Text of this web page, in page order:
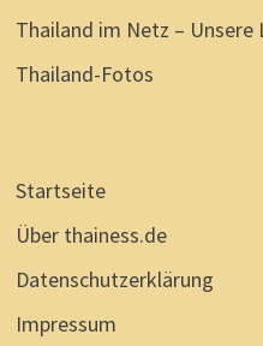
Thailand im Netz – Unsere
Thailand-Fotos
Startseite
Über thainess.de
Datenschutzerklärung
Impressum